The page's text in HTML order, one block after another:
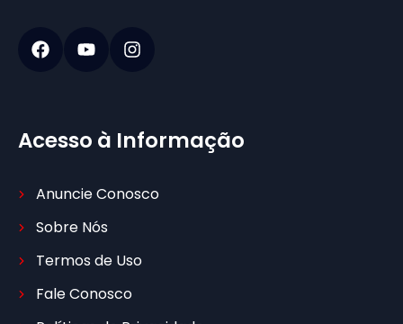
Acesso à Informação
Anuncie Conosco
Sobre Nós
Termos de Uso
Fale Conosco